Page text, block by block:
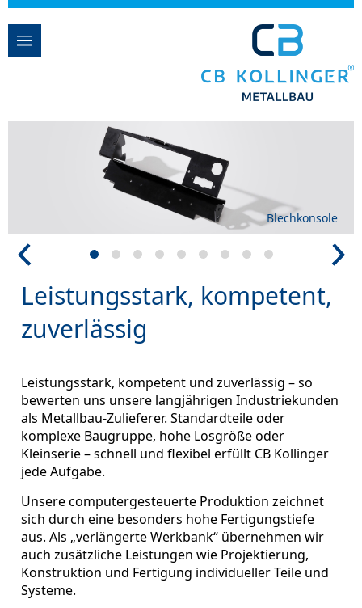
Blechkonsole
Leistungsstark, kompetent,
zuverlässig
Leistungsstark, kompetent und zuverlässig – so
bewerten uns unsere langjährigen Industriekunden
als Metallbau-Zulieferer. Standardteile oder
komplexe Baugruppe, hohe Losgröße oder
Kleinserie – schnell und flexibel erfüllt CB Kollinger
jede Aufgabe.
Unsere computergesteuerte Produktion zeichnet
sich durch eine besonders hohe Fertigungstiefe
aus. Als „verlängerte Werkbank“ übernehmen wir
auch zusätzliche Leistungen wie Projektierung,
Konstruktion und Fertigung individueller Teile und
Systeme.